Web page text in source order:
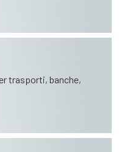
trasporti, banche,